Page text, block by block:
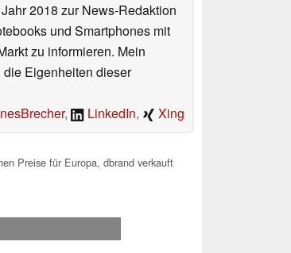
2018 zur News-Redaktion
und Smartphones mit
zu informieren. Mein
Eigenheiten dieser
, LinkedIn, Xing
Preise für Europa, dbrand verkauft